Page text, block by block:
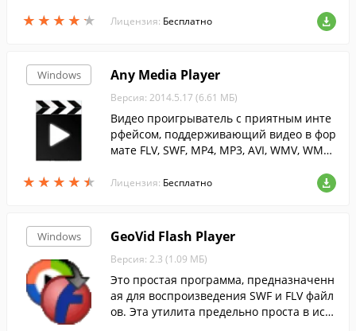
★ ★ ★ ★ ★
★ ★ ★ ★ ★
дением видео. ...
Лицензия: Бесплатно
Windows
★ ★ ★ ★ ★
★ ★ ★ ★ ★
Any Media Player
Версия: 2014.5.17 (6.61 МБ)
Видео проигрыватель с приятным инте
рфейсом, поддерживающий видео в фор
мате FLV, SWF, MP4, MP3, AVI, WMV, WMA,
Лицензия: Бесплатно
Windows GeoVid Flash Player
Версия: 2.3 (1.09 МБ)
Это простая программа, предназначенн
ая для воспроизведения SWF и FLV файл
ов. Эта утилита предельно проста в исп